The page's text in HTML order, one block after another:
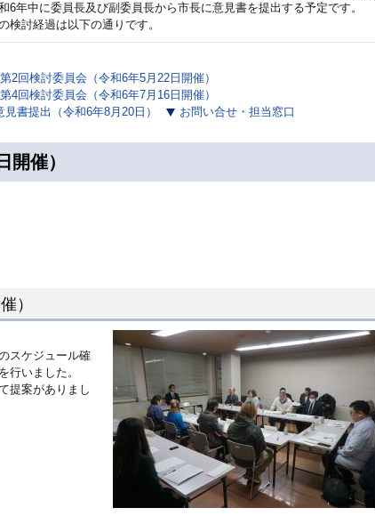
6年中に委員長及び副委員長から市長に意見書を提出する予定です。
検討経過は以下の通りです。
第2回検討委員会（令和6年5月22日開催）
第4回検討委員会（令和6年7月16日開催）
見書提出（令和6年8月20日） お問い合せ・担当窓口
催）
）
スケジュール確
行いました。
提案がありまし